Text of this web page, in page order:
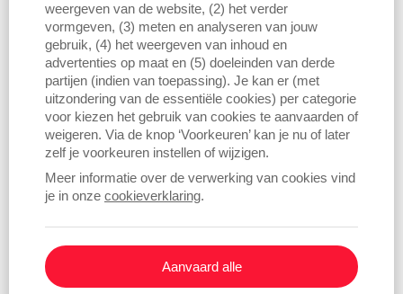
Leeshierhoe je Google informeert over de
verschillende taal- en regiospecifieke pagina's van
je website.
Verbeter je SEO met hreflang voor
multiregionale en meertalige
websites
We haalden daarnet al even aan dat hreflang
weergeven van de website, (2) het verder
vormgeven, (3) meten en analyseren van jouw
gebruik, (4) het weergeven van inhoud en
advertenties op maat en (5) doeleinden van derde
partijen (indien van toepassing). Je kan er (met
uitzondering van de essentiële cookies) per categorie
voor kiezen het gebruik van cookies te aanvaarden of
weigeren. Via de knop ‘Voorkeuren’ kan je nu of later
zelf je voorkeuren instellen of wijzigen.
Meer informatie over de verwerking van cookies vind
je in onze cookieverklaring.
Aanvaard alle